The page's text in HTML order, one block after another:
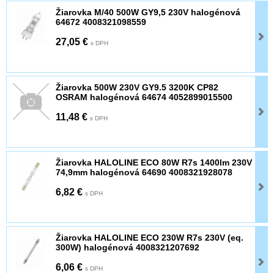
Žiarovka M/40 500W GY9,5 230V halogénová
64672 4008321098559
27,05 € s DPH
Žiarovka 500W 230V GY9.5 3200K CP82
OSRAM halogénová 64674 4052899015500
11,48 € s DPH
Žiarovka HALOLINE ECO 80W R7s 1400lm 230V
74,9mm halogénová 64690 4008321928078
6,82 € s DPH
Žiarovka HALOLINE ECO 230W R7s 230V (eq.
300W) halogénová 4008321207692
6,06 € s DPH